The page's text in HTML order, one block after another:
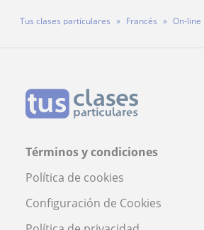
Tus clases particulares Francés On-line
Términos y condiciones
Política de cookies
Configuración de Cookies